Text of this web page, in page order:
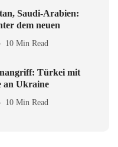
Saudi-Arabien:
dem neuen
10 Min Read
Türkei mit
an Ukraine
10 Min Read